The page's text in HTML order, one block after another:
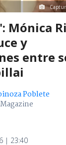
Mónica
y
entre
Poblete
| 23:40